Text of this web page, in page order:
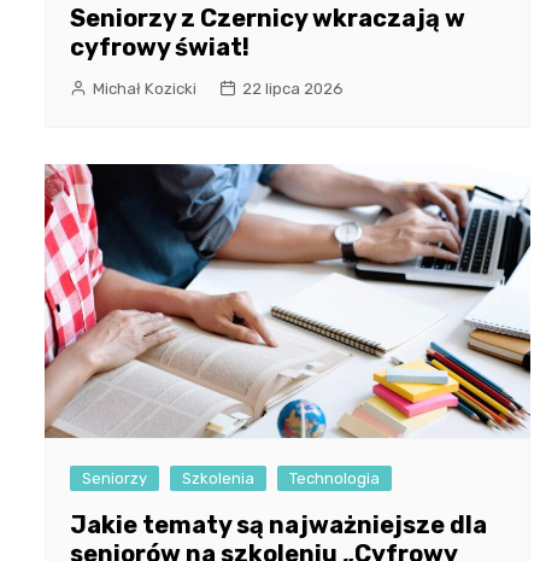
Seniorzy z Czernicy wkraczają w
cyfrowy świat!
Michał Kozicki 22 lipca 2026
Seniorzy Szkolenia Technologia
Jakie tematy są najważniejsze dla
seniorów na szkoleniu „Cyfrowy